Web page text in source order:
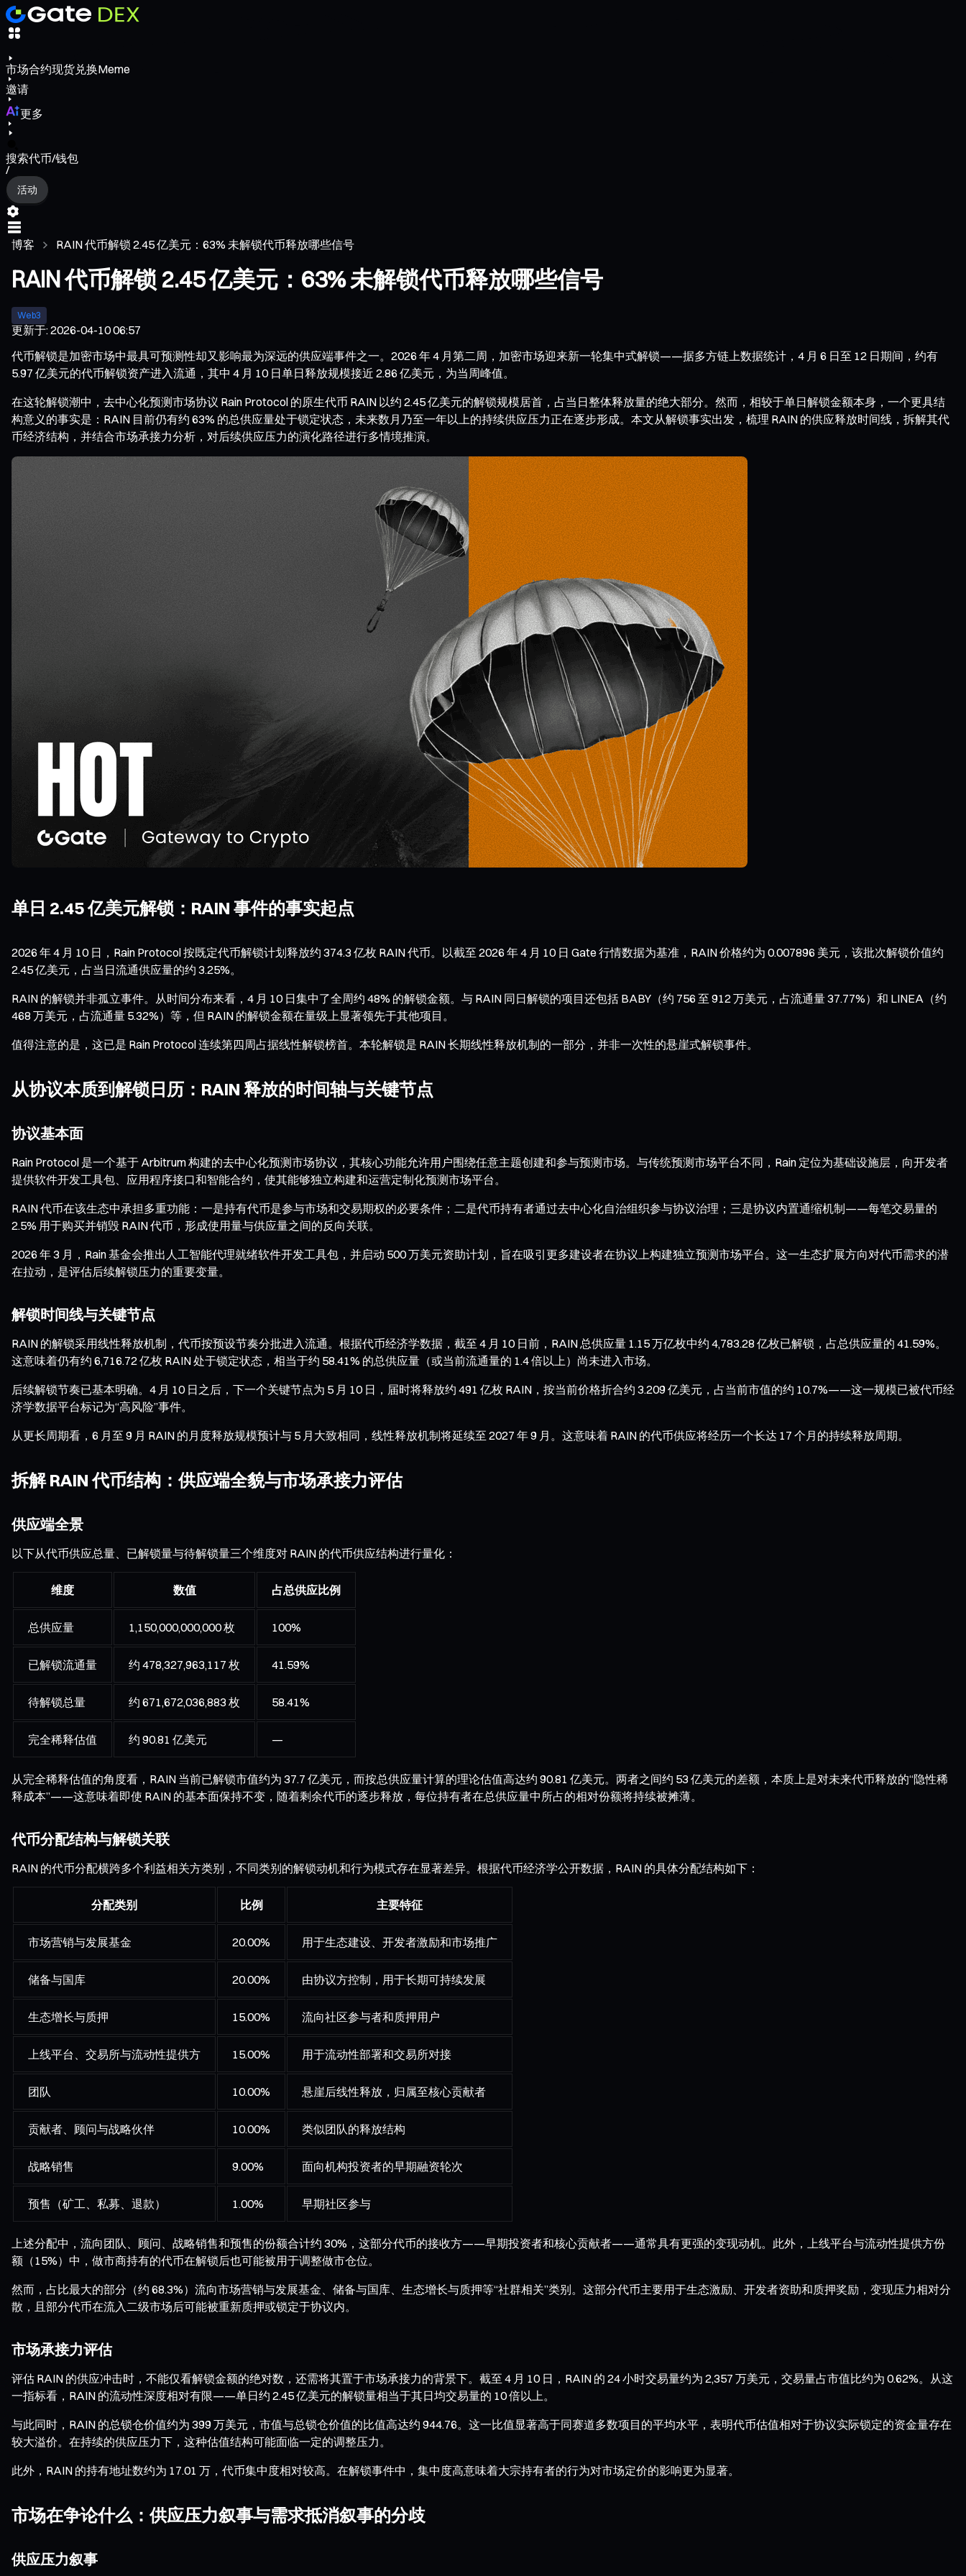
市场合约现货兑换Meme
邀请
更多
搜索代币/钱包
/
活动
博客 RAIN 代币解锁 2.45 亿美元：63% 未解锁代币释放哪些信号
RAIN 代币解锁 2.45 亿美元：63% 未解锁代币释放哪些信号
Web3
更新于:2026-04-10 06:57
代币解锁是加密市场中最具可预测性却又影响最为深远的供应端事件之一。2026 年 4 月第二周，加密市场迎来新一轮集中式解锁——据多方链上数据统计，4 月 6 日至 12 日期间，约有
5.97 亿美元的代币解锁资产进入流通，其中 4 月 10 日单日释放规模接近 2.86 亿美元，为当周峰值。
在这轮解锁潮中，去中心化预测市场协议 Rain Protocol 的原生代币 RAIN 以约 2.45 亿美元的解锁规模居首，占当日整体释放量的绝大部分。然而，相较于单日解锁金额本身，一个更具结
构意义的事实是：RAIN 目前仍有约 63% 的总供应量处于锁定状态，未来数月乃至一年以上的持续供应压力正在逐步形成。本文从解锁事实出发，梳理 RAIN 的供应释放时间线，拆解其代
币经济结构，并结合市场承接力分析，对后续供应压力的演化路径进行多情境推演。
单日 2.45 亿美元解锁：RAIN 事件的事实起点
2026 年 4 月 10 日，Rain Protocol 按既定代币解锁计划释放约 374.3 亿枚 RAIN 代币。以截至 2026 年 4 月 10 日 Gate 行情数据为基准，RAIN 价格约为 0.007896 美元，该批次解锁价值约
2.45 亿美元，占当日流通供应量的约 3.25%。
RAIN 的解锁并非孤立事件。从时间分布来看，4 月 10 日集中了全周约 48% 的解锁金额。与 RAIN 同日解锁的项目还包括 BABY（约 756 至 912 万美元，占流通量 37.77%）和 LINEA（约
468 万美元，占流通量 5.32%）等，但 RAIN 的解锁金额在量级上显著领先于其他项目。
值得注意的是，这已是 Rain Protocol 连续第四周占据线性解锁榜首。本轮解锁是 RAIN 长期线性释放机制的一部分，并非一次性的悬崖式解锁事件。
从协议本质到解锁日历：RAIN 释放的时间轴与关键节点
协议基本面
Rain Protocol 是一个基于 Arbitrum 构建的去中心化预测市场协议，其核心功能允许用户围绕任意主题创建和参与预测市场。与传统预测市场平台不同，Rain 定位为基础设施层，向开发者
提供软件开发工具包、应用程序接口和智能合约，使其能够独立构建和运营定制化预测市场平台。
RAIN 代币在该生态中承担多重功能：一是持有代币是参与市场和交易期权的必要条件；二是代币持有者通过去中心化自治组织参与协议治理；三是协议内置通缩机制——每笔交易量的
2.5% 用于购买并销毁 RAIN 代币，形成使用量与供应量之间的反向关联。
2026 年 3 月，Rain 基金会推出人工智能代理就绪软件开发工具包，并启动 500 万美元资助计划，旨在吸引更多建设者在协议上构建独立预测市场平台。这一生态扩展方向对代币需求的潜
在拉动，是评估后续解锁压力的重要变量。
解锁时间线与关键节点
RAIN 的解锁采用线性释放机制，代币按预设节奏分批进入流通。根据代币经济学数据，截至 4 月 10 日前，RAIN 总供应量 1.15 万亿枚中约 4,783.28 亿枚已解锁，占总供应量的 41.59%。
这意味着仍有约 6,716.72 亿枚 RAIN 处于锁定状态，相当于约 58.41% 的总供应量（或当前流通量的 1.4 倍以上）尚未进入市场。
后续解锁节奏已基本明确。4 月 10 日之后，下一个关键节点为 5 月 10 日，届时将释放约 491 亿枚 RAIN，按当前价格折合约 3.209 亿美元，占当前市值的约 10.7%——这一规模已被代币经
济学数据平台标记为“高风险”事件。
从更长周期看，6 月至 9 月 RAIN 的月度释放规模预计与 5 月大致相同，线性释放机制将延续至 2027 年 9 月。这意味着 RAIN 的代币供应将经历一个长达 17 个月的持续释放周期。
拆解 RAIN 代币结构：供应端全貌与市场承接力评估
供应端全景
以下从代币供应总量、已解锁量与待解锁量三个维度对 RAIN 的代币供应结构进行量化：
维度 数值 占总供应比例
总供应量 1,150,000,000,000 枚 100%
已解锁流通量 约 478,327,963,117 枚 41.59%
待解锁总量 约 671,672,036,883 枚 58.41%
完全稀释估值 约 90.81 亿美元 —
从完全稀释估值的角度看，RAIN 当前已解锁市值约为 37.7 亿美元，而按总供应量计算的理论估值高达约 90.81 亿美元。两者之间约 53 亿美元的差额，本质上是对未来代币释放的“隐性稀
释成本”——这意味着即使 RAIN 的基本面保持不变，随着剩余代币的逐步释放，每位持有者在总供应量中所占的相对份额将持续被摊薄。
代币分配结构与解锁关联
RAIN 的代币分配横跨多个利益相关方类别，不同类别的解锁动机和行为模式存在显著差异。根据代币经济学公开数据，RAIN 的具体分配结构如下：
分配类别 比例 主要特征
市场营销与发展基金 20.00% 用于生态建设、开发者激励和市场推广
储备与国库 20.00% 由协议方控制，用于长期可持续发展
生态增长与质押 15.00% 流向社区参与者和质押用户
上线平台、交易所与流动性提供方 15.00% 用于流动性部署和交易所对接
团队 10.00% 悬崖后线性释放，归属至核心贡献者
贡献者、顾问与战略伙伴 10.00% 类似团队的释放结构
战略销售 9.00% 面向机构投资者的早期融资轮次
预售（矿工、私募、退款） 1.00% 早期社区参与
上述分配中，流向团队、顾问、战略销售和预售的份额合计约 30%，这部分代币的接收方——早期投资者和核心贡献者——通常具有更强的变现动机。此外，上线平台与流动性提供方份
额（15%）中，做市商持有的代币在解锁后也可能被用于调整做市仓位。
然而，占比最大的部分（约 68.3%）流向市场营销与发展基金、储备与国库、生态增长与质押等“社群相关”类别。这部分代币主要用于生态激励、开发者资助和质押奖励，变现压力相对分
散，且部分代币在流入二级市场后可能被重新质押或锁定于协议内。
市场承接力评估
评估 RAIN 的供应冲击时，不能仅看解锁金额的绝对数，还需将其置于市场承接力的背景下。截至 4 月 10 日，RAIN 的 24 小时交易量约为 2,357 万美元，交易量占市值比约为 0.62%。从这
一指标看，RAIN 的流动性深度相对有限——单日约 2.45 亿美元的解锁量相当于其日均交易量的 10 倍以上。
与此同时，RAIN 的总锁仓价值约为 399 万美元，市值与总锁仓价值的比值高达约 944.76。这一比值显著高于同赛道多数项目的平均水平，表明代币估值相对于协议实际锁定的资金量存在
较大溢价。在持续的供应压力下，这种估值结构可能面临一定的调整压力。
此外，RAIN 的持有地址数约为 17.01 万，代币集中度相对较高。在解锁事件中，集中度高意味着大宗持有者的行为对市场定价的影响更为显著。
市场在争论什么：供应压力叙事与需求抵消叙事的分歧
供应压力叙事